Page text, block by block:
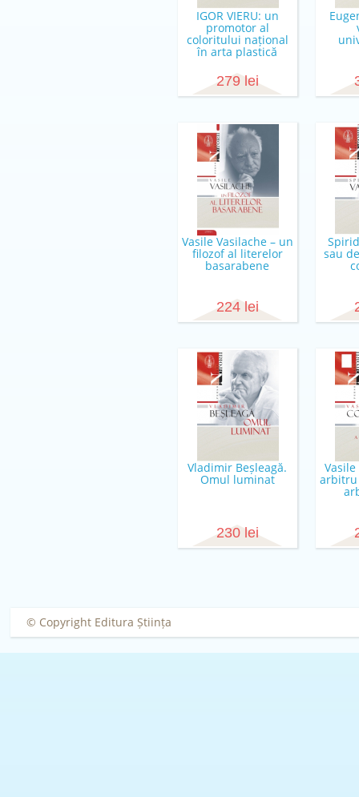
IGOR VIERU: un
promotor al
coloritului național
în arta plastică
279 lei
Vasile Vasilache – un
filozof al literelor
basarabene
224 lei
sau
Vladimir Beșleagă.
Omul luminat
230 lei
© Copyright Editura Știința